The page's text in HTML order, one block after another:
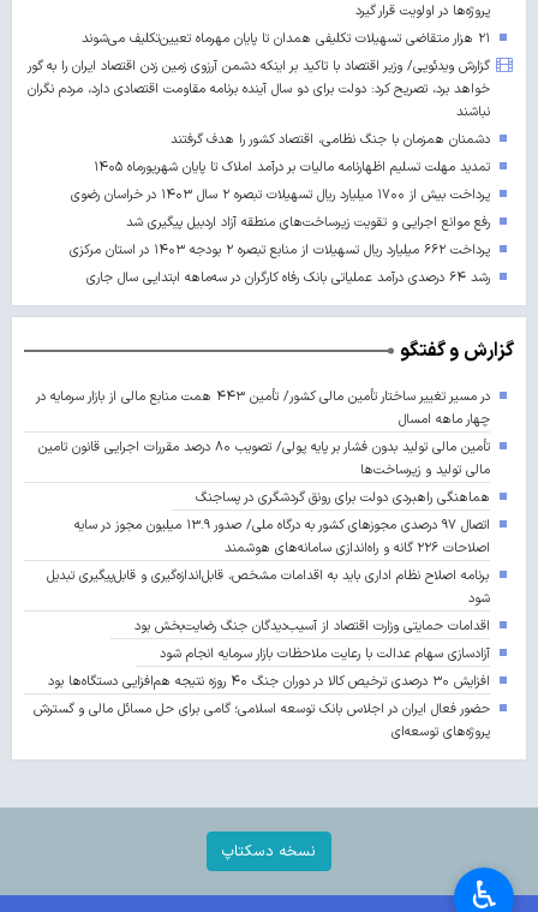
پروژه‌ها در اولویت قرار گیرد
۲۱ هزار متقاضی تسهیلات تکلیفی همدان تا پایان مهرماه تعیین‌تکلیف می‌شوند
گزارش ویدئویی/ وزیر اقتصاد با تاکید بر اینکه دشمن آرزوی زمین زدن اقتصاد ایران را به گور
خواهد برد، تصریح کرد: دولت برای دو سال آینده برنامه مقاومت اقتصادی دارد، مردم نگران
نباشند
دشمنان همزمان با جنگ نظامی، اقتصاد کشور را هدف گرفتند
تمدید مهلت تسلیم اظهارنامه مالیات بر درآمد املاک تا پایان شهریورماه ۱۴۰۵
پرداخت بیش از ۱۷۰۰ میلیارد ریال تسهیلات تبصره ۲ سال ۱۴۰۳ در خراسان رضوی
رفع موانع اجرایی و تقویت زیرساخت‌های منطقه آزاد اردبیل پیگیری شد
پرداخت ۶۶۲ میلیارد ریال تسهیلات از منابع تبصره ۲ بودجه ۱۴۰۳ در استان مرکزی
رشد ۶۴ درصدی درآمد عملیاتی بانک رفاه کارگران در سه‌ماهه ابتدایی سال جاری
گزارش و گفتگو
در مسیر تغییر ساختار تأمین مالی کشور/ تأمین ۴۴۳ همت منابع مالی از بازار سرمایه در
چهار ماهه امسال
تأمین مالی تولید بدون فشار بر پایه پولی/ تصویب ۸۰ درصد مقررات اجرایی قانون تامین
مالی تولید و زیرساخت‌ها
هماهنگی راهبردی دولت برای رونق گردشگری در پساجنگ
اتصال ۹۷ درصدی مجوزهای کشور به درگاه ملی/ صدور ۱۳.۹ میلیون مجوز در سایه
اصلاحات ۲۲۶ گانه و راه‌اندازی سامانه‌های هوشمند
برنامه اصلاح نظام اداری باید به اقدامات مشخص، قابل‌اندازه‌گیری و قابل‌پیگیری تبدیل
شود
اقدامات حمایتی وزارت اقتصاد از آسیب‌دیدگان جنگ رضایت‌بخش بود
آزادسازی سهام عدالت با رعایت ملاحظات بازار سرمایه انجام شود
افزایش ۳۰ درصدی ترخیص کالا در دوران جنگ ۴۰ روزه نتیجه هم‌افزایی دستگاه‌ها بود
حضور فعال ایران در اجلاس بانک توسعه اسلامی؛ گامی برای حل مسائل مالی و گسترش
پروژه‌های توسعه‌ای
نسخه دسکتاپ
♿︎